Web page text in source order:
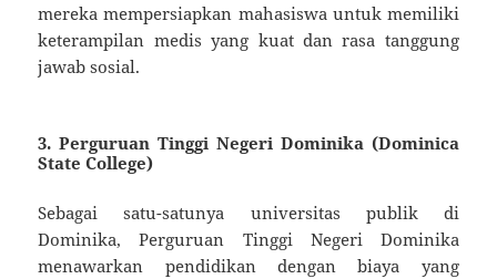
mereka mempersiapkan mahasiswa untuk memiliki
keterampilan medis yang kuat dan rasa tanggung
jawab sosial.
3.Perguruan Tinggi Negeri Dominika (Dominica
State College)
Sebagai satu-satunya universitas publik di
Dominika, Perguruan Tinggi Negeri Dominika
menawarkan pendidikan dengan biaya yang